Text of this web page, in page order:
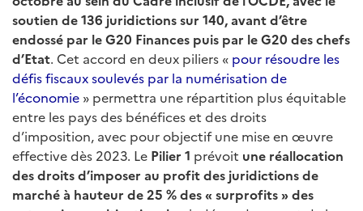
soutien de 136 juridictions sur 140, avant d’être
endossé par le G20 Finances puis par le G20 des chefs
d’Etat. Cet accord en deux piliers « pour résoudre les
défis fiscaux soulevés par la numérisation de
l’économie » permettra une répartition plus équitable
entre les pays des bénéfices et des droits
d’imposition, avec pour objectif une mise en œuvre
effective dès 2023. Le Pilier 1 prévoit une réallocation
des droits d’imposer au profit des juridictions de
marché à hauteur de 25 % des « surprofits »des